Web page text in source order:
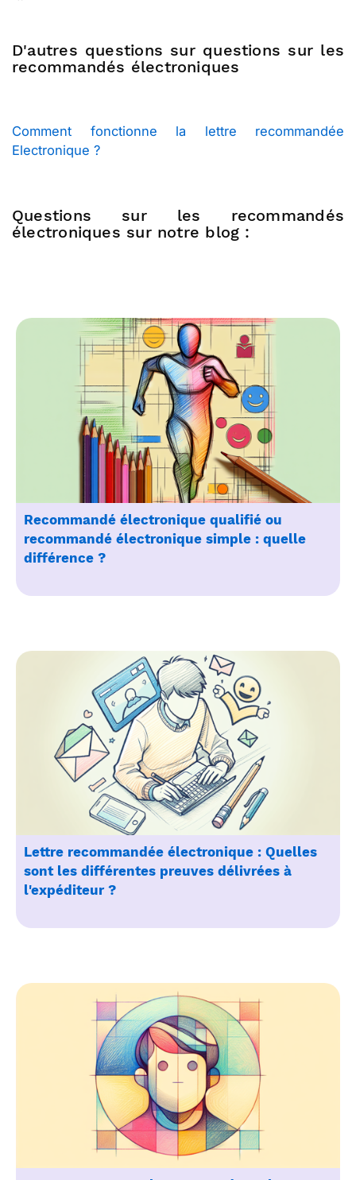
D'autres questions sur questions sur les
recommandés électroniques
Comment fonctionne la lettre recommandée
Electronique ?
Questions sur les recommandés
électroniques sur notre blog :
Recommandé électronique qualifié ou
recommandé électronique simple : quelle
différence ?
Lettre recommandée électronique : Quelles
sont les différentes preuves délivrées à
l'expéditeur ?